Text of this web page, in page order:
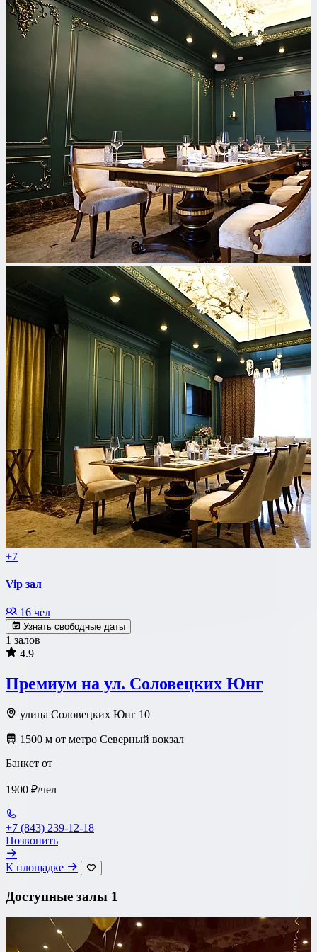
+7
Vip зал
16 чел
Узнать свободные даты
1 залов
4.9
Премиум на ул. Соловецких Юнг
улица Соловецких Юнг 10
1500 м от метро Северный вокзал
Банкет от
1900 ₽/чел
+7 (843) 239-12-18
Позвонить
К площадке
Доступные залы 1